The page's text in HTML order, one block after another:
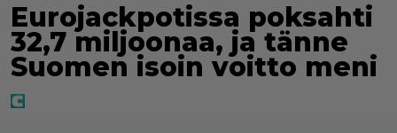
Eurojackpotissa poksahti
32,7 miljoonaa, ja tänne
Suomen isoin voitto meni